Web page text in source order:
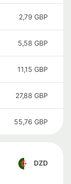
2,79 GBP
5,58 GBP
11,15 GBP
27,88 GBP
55,76 GBP
DZD